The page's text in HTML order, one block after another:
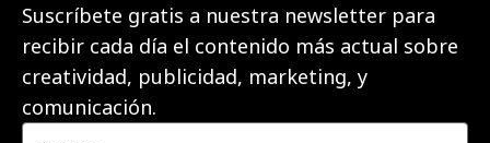
Suscríbete gratis a nuestra newsletter para
recibir cada día el contenido más actual sobre
creatividad, publicidad, marketing, y
comunicación.